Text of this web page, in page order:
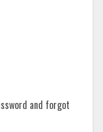
and forgot